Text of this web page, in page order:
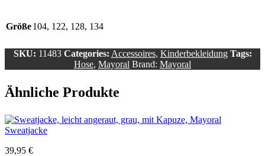
Größe104, 122, 128, 134
SKU: 11483 Categories: Accessoires, Kinderbekleidung Tags:
Hose, Mayoral Brand: Mayoral
Ähnliche Produkte
Sweatjacke
39,95 €